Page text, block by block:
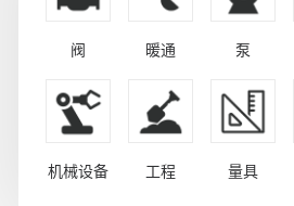
阀 暖通 泵
机械设备 工程 量具